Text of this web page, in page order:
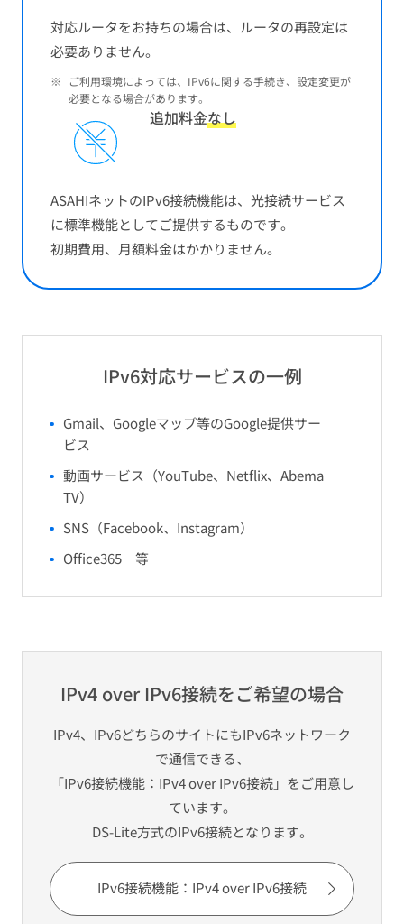
対応ルータをお持ちの場合は、ルータの再設定は
必要ありません。
※
ご利用環境によっては、IPv6に関する手続き、設定変更が
必要となる場合があります。
追加料金なし
ASAHIネットのIPv6接続機能は、光接続サービス
に標準機能としてご提供するものです。
初期費用、月額料金はかかりません。
IPv6対応サービスの一例
Gmail、Googleマップ等のGoogle提供サー
ビス
動画サービス（YouTube、Netflix、Abema
TV）
SNS（Facebook、Instagram）
Office365 等
IPv4 over IPv6接続をご希望の場合
IPv4、IPv6どちらのサイトにもIPv6ネットワーク
で通信できる、
「IPv6接続機能：IPv4 over IPv6接続」をご用意し
ています。
DS-Lite方式のIPv6接続となります。
IPv6接続機能：IPv4 over IPv6接続